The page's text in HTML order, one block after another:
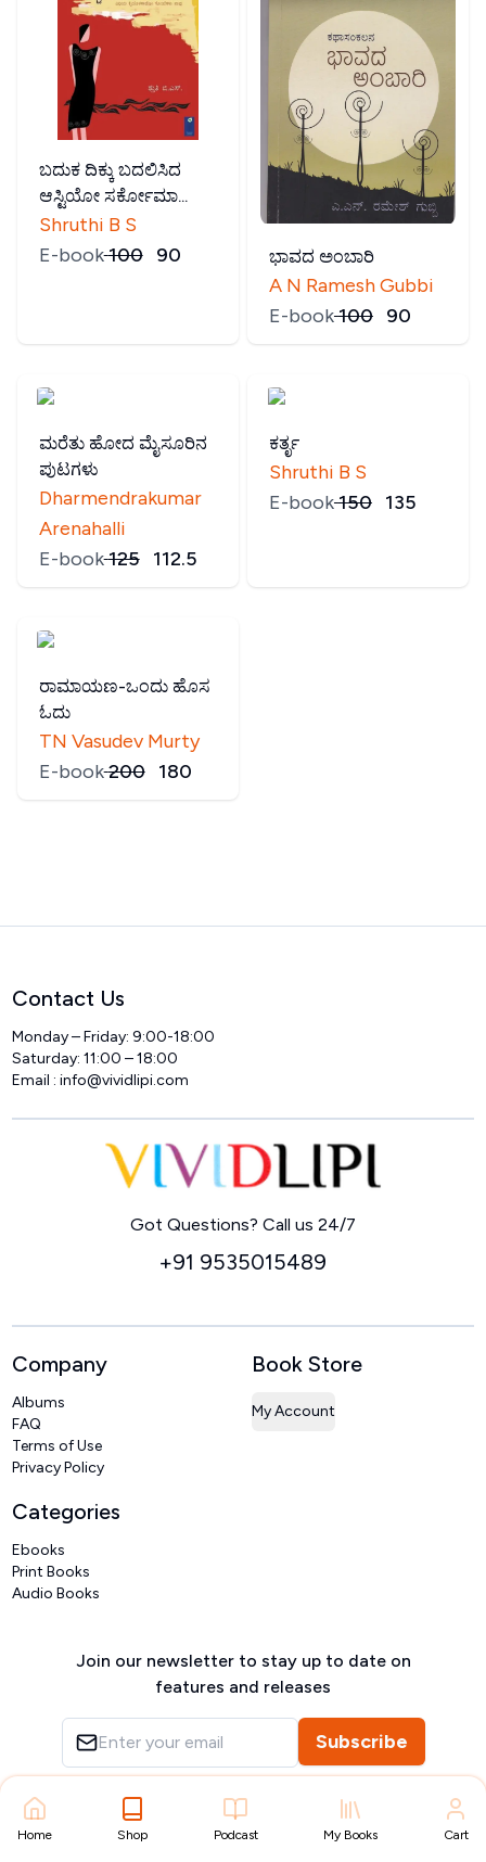
ಬದುಕ ದಿಕ್ಕು ಬದಲಿಸಿದ
ಆಸ್ಟಿಯೋ ಸರ್ಕೋಮಾ...
Shruthi B S
E-book₹100 90 ಭಾವದ ಅಂಬಾರಿ
A N Ramesh Gubbi
E-book₹100 90
ಮರೆತು ಹೋದ ಮೈಸೂರಿನ
ಪುಟಗಳು
Dharmendrakumar
Arenahalli
E-book₹125 112.5
ಕರ್ತೃ
Shruthi B S
E-book₹150 135
ರಾಮಾಯಣ-ಒಂದು ಹೊಸ
ಓದು
TN Vasudev Murty
E-book₹200 180
Contact Us
Monday – Friday: 9:00-18:00
Saturday: 11:00 – 18:00
Email : info@vividlipi.com
Got Questions? Call us 24/7
+91 9535015489
Company
Albums
FAQ
Terms of Use
Privacy Policy
Book Store
My Account
Categories
Ebooks
Print Books
Audio Books
Join our newsletter to stay up to date on
features and releases
Subscribe
2026 – All rights reserved
Home Shop Podcast My Books Cart